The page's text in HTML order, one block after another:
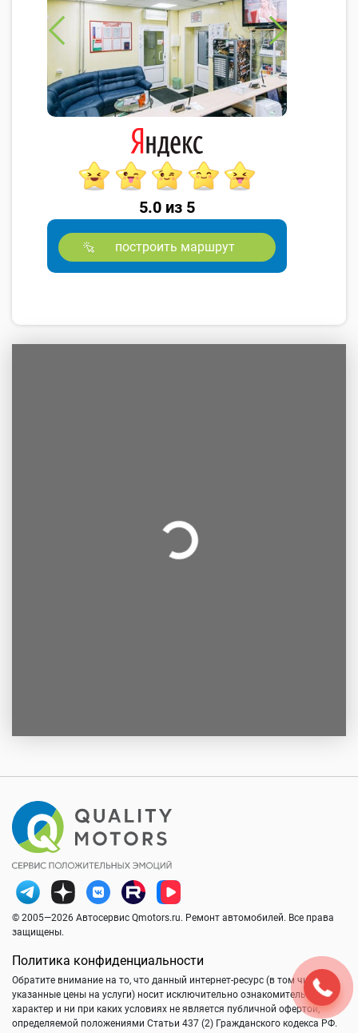
5.0 из 5
построить маршрут
© 2005—2026 Автосервис Qmotors.ru. Ремонт автомобилей. Все права
защищены.
Политика конфиденциальности
Обратите внимание на то, что данный интернет-ресурс (в том числе
указанные цены на услуги) носит исключительно ознакомительный
характер и ни при каких условиях не является публичной офертой,
определяемой положениями Статьи 437 (2) Гражданского кодекса РФ.